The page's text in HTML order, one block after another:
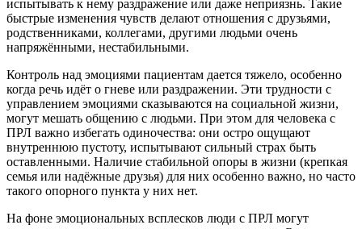
испытывать к нему раздражение или даже неприязнь. Такие
быстрые изменения чувств делают отношения с друзьями,
родственниками, коллегами, другими людьми очень
напряжёнными, нестабильными.
Контроль над эмоциями пациентам дается тяжело, особенно
когда речь идёт о гневе или раздражении. Эти трудности с
управлением эмоциями сказываются на социальной жизни,
могут мешать общению с людьми. При этом для человека с
ПРЛ важно избегать одиночества: они остро ощущают
внутреннюю пустоту, испытывают сильный страх быть
оставленными. Наличие стабильной опоры в жизни (крепкая
семья или надёжные друзья) для них особенно важно, но часто
такого опорного пункта у них нет.
На фоне эмоциональных всплесков люди с ПРЛ могут